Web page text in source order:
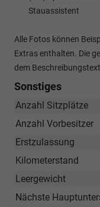
Stauassistent
Alle Fotos können
Extras enthalten. Die
dem Beschreibungstext
Sonstiges
Anzahl Sitzplätze
Anzahl Vorbesitzer
Erstzulassung
Kilometerstand
Leergewicht
Nächste